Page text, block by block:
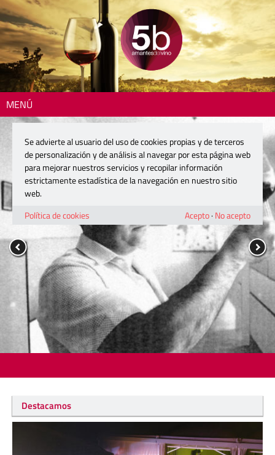
MENÚ
Destacamos
Se advierte al usuario del uso de cookies propias y de terceros
de personalización y de análisis al navegar por esta página web
para mejorar nuestros servicios y recopilar información
estrictamente estadística de la navegación en nuestro sitio
web.
Política de cookies
Acepto· No acepto